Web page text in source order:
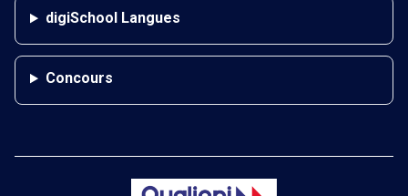
digiSchool Langues
Concours